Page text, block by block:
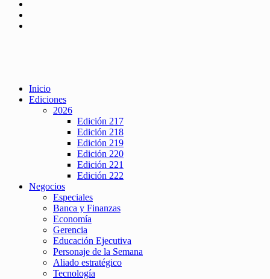
Inicio
Ediciones
2026
Edición 217
Edición 218
Edición 219
Edición 220
Edición 221
Edición 222
Negocios
Especiales
Banca y Finanzas
Economía
Gerencia
Educación Ejecutiva
Personaje de la Semana
Aliado estratégico
Tecnología